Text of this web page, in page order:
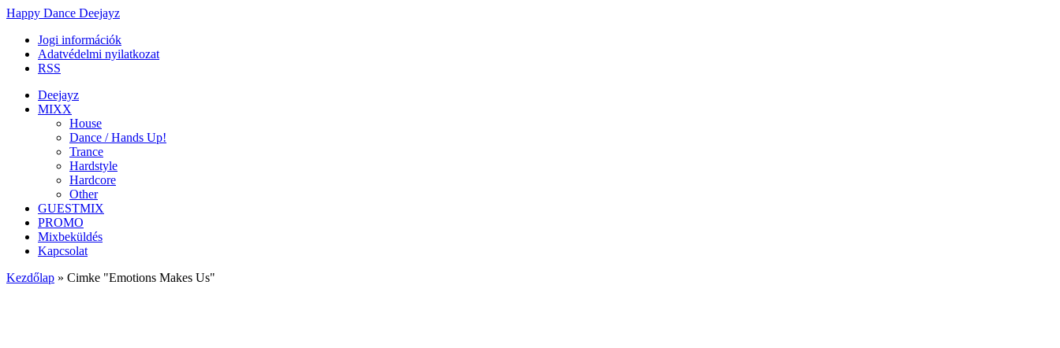
Happy Dance Deejayz
Jogi információk
Adatvédelmi nyilatkozat
RSS
Deejayz
MIXX
House
Dance / Hands Up!
Trance
Hardstyle
Hardcore
Other
GUESTMIX
PROMO
Mixbeküldés
Kapcsolat
Kezdőlap » Cimke "Emotions Makes Us"